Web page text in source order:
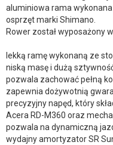
aluminiowa rama
osprzęt marki Shimano.
Rower został wyposażony
lekką ramę wykonaną ze
niską masę i dużą
pozwala zachować pełną
zapewnia dożywotnią
precyzyjny napęd, który
Acera RD-M360 oraz
pozwala na dynamiczną
wydajny amortyzator SR